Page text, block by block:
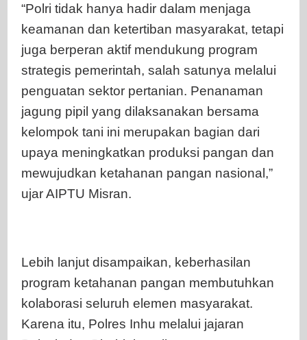
“Polri tidak hanya hadir dalam menjaga
keamanan dan ketertiban masyarakat, tetapi
juga berperan aktif mendukung program
strategis pemerintah, salah satunya melalui
penguatan sektor pertanian. Penanaman
jagung pipil yang dilaksanakan bersama
kelompok tani ini merupakan bagian dari
upaya meningkatkan produksi pangan dan
mewujudkan ketahanan pangan nasional,”
ujar AIPTU Misran.
Lebih lanjut disampaikan, keberhasilan
program ketahanan pangan membutuhkan
kolaborasi seluruh elemen masyarakat.
Karena itu, Polres Inhu melalui jajaran